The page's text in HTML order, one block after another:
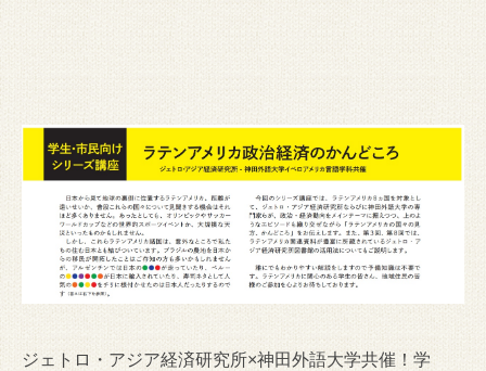
ジェトロ・アジア経済研究所×神田外語大学共催！学